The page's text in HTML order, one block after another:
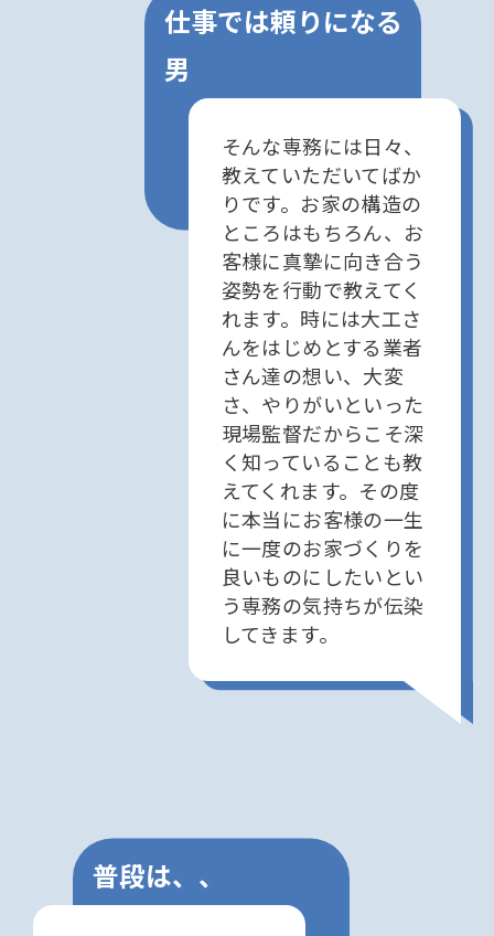
仕事では頼りになる
男
そんな専務には日々、
教えていただいてばか
りです。お家の構造の
ところはもちろん、お
客様に真摯に向き合う
姿勢を行動で教えてく
れます。時には大工さ
んをはじめとする業者
さん達の想い、大変
さ、やりがいといった
現場監督だからこそ深
く知っていることも教
えてくれます。その度
に本当にお客様の一生
に一度のお家づくりを
良いものにしたいとい
う専務の気持ちが伝染
してきます。
普段は、、